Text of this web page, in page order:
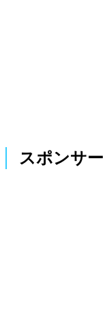
スポンサー